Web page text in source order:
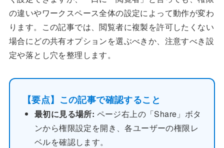
の違いやワークスペース全体の設定によって動作が変わ
ります。この記事では、閲覧者に複製を許可したくない
場合にどの共有オプションを選ぶべきか、注意すべき設
定や落とし穴を整理します。
【要点】この記事で確認すること
最初に見る場所: ページ右上の「Share」ボタ
ンから権限設定を開き、各ユーザーの権限レ
ベルを確認します。